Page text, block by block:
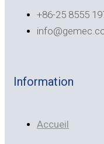
+86-25 8555
Information
Accueil